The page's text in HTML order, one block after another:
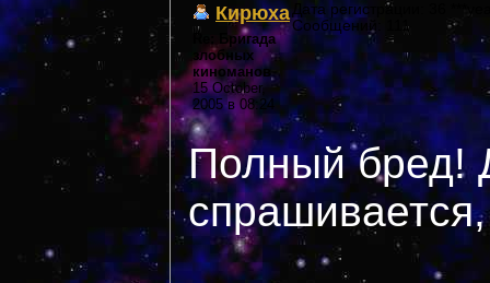
Кирюха
Re: Бригада
злобных
киноманов
15 October,
2005 в 08:24
Дата регистрации: 36
Сообщений: 111
Полный бред!